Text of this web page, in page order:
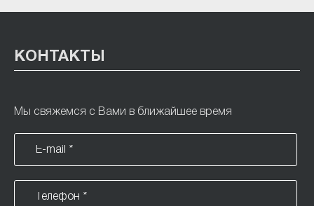
КОНТАКТЫ
Мы свяжемся с Вами в ближайшее время